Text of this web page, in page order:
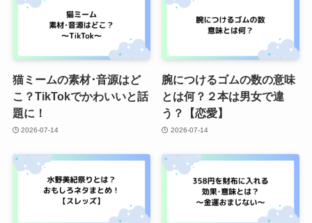
猫ミームの素材･音源はど
こ？TikTokでかわいいと話
題に！
2026-07-14
腕につけるゴムの数の意味
とは何？２本は男女で違
う？【恋愛】
2026-07-14